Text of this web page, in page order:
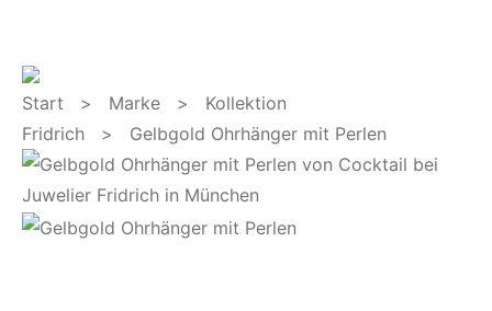
Start > Marke > Kollektion
Fridrich > Gelbgold Ohrhänger mit Perlen